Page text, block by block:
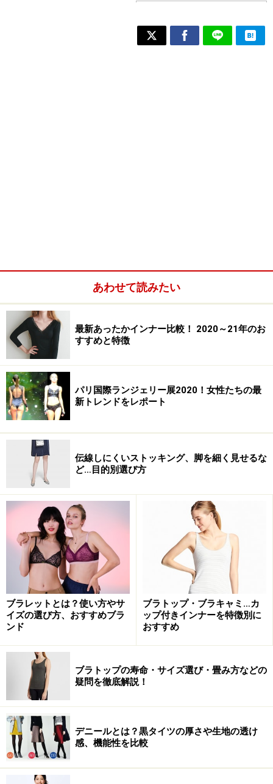
あわせて読みたい
最新あったかインナー比較！ 2020～21年のお
すすめと特徴
パリ国際ランジェリー展2020！女性たちの最
新トレンドをレポート
伝線しにくいストッキング、脚を細く見せるな
ど…目的別選び方
ブラレットとは？使い方やサ
イズの選び方、おすすめブラ
ンド
ブラトップ・ブラキャミ…カ
ップ付きインナーを特徴別に
おすすめ
ブラトップの寿命・サイズ選び・畳み方などの
疑問を徹底解説！
デニールとは？黒タイツの厚さや生地の透け
感、機能性を比較